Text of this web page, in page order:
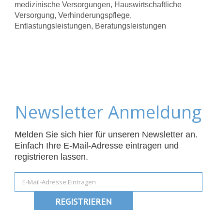
medizinische Versorgungen, Hauswirtschaftliche
Versorgung, Verhinderungspflege,
Entlastungsleistungen, Beratungsleistungen
Newsletter Anmeldung
Melden Sie sich hier für unseren Newsletter an.
Einfach Ihre E-Mail-Adresse eintragen und
registrieren lassen.